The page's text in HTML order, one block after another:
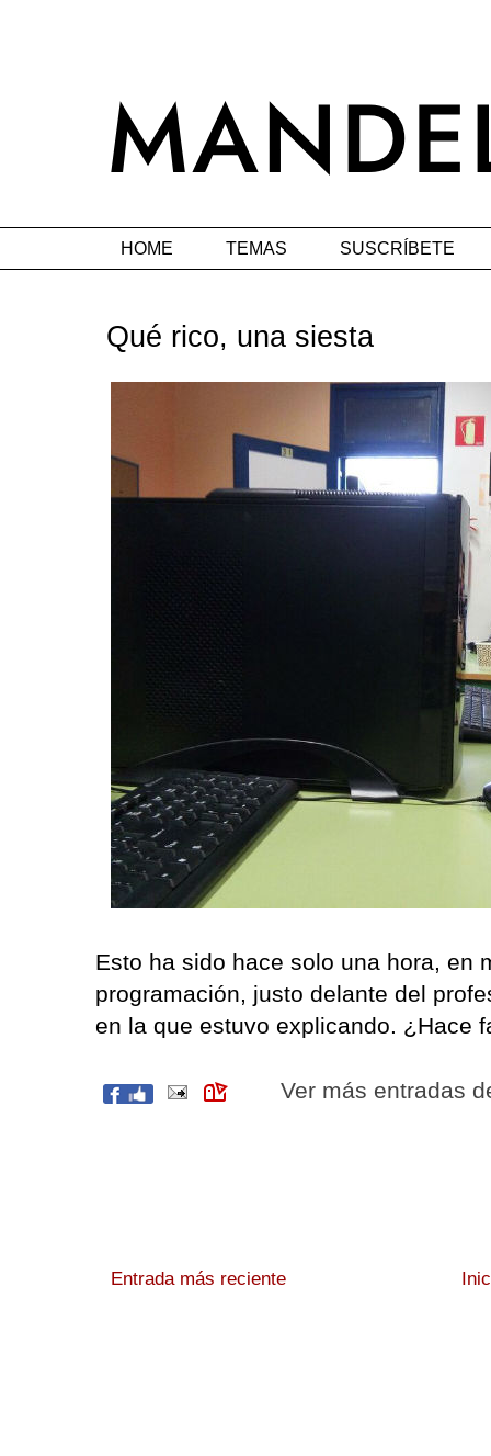
HOME TEMAS SUSCRÍBETE
Qué rico, una siesta
Esto ha sido hace solo una hora, en
programación, justo delante del
en la que estuvo explicando. ¿Hace
Ver más entradas
Entrada más reciente